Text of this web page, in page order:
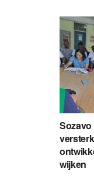
wijken